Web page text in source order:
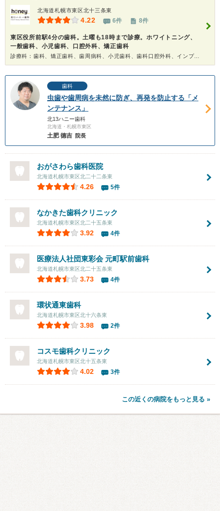
北海道札幌市東区北十三条東
4.22 6件 8件
東区役所前駅4分の歯科。土曜も18時まで診療。ホワイトニング、
一般歯科、小児歯科、口腔外科、矯正歯科
診療科：歯科、矯正歯科、歯周病科、小児歯科、歯科口腔外科、インプラント、ホワイトニング
歯科
虫歯や歯周病を未然に防ぎ、再発を防止する「メ
ンテナンス」
北13ハニー歯科
北海道・札幌市東区
土肥 德吉 院長
おがさわら歯科医院
北海道札幌市東区北二十二条東
4.26 5件
なかきた歯科クリニック
北海道札幌市東区北二十五条東
3.92 4件
医療法人社団東彩会 元町駅前歯科
北海道札幌市東区北二十五条東
3.73 4件
環状通東歯科
北海道札幌市東区北十六条東
3.98 2件
コスモ歯科クリニック
北海道札幌市東区北十五条東
4.02 3件
この近くの病院をもっと見る »